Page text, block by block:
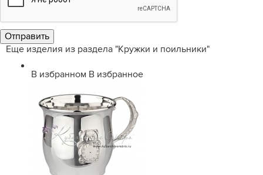
Еще изделия из раздела "Кружки и поильники"
В избранном В избранное